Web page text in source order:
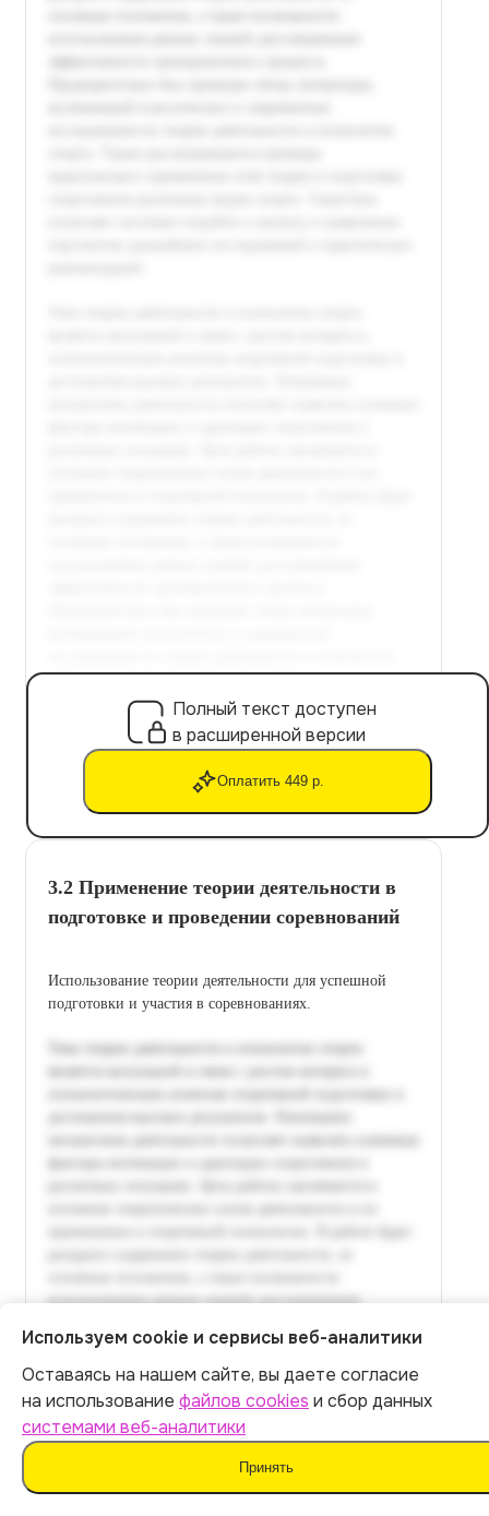
Полный текст доступен
в расширенной версии
Оплатить 449 р.
3.2 Применение теории деятельности в
подготовке и проведении соревнований
Использование теории деятельности для успешной
подготовки и участия в соревнованиях.
Итог:449р.
Оплатить
Используем cookie и сервисы веб-аналитики
Оставаясь на нашем сайте, вы даете согласие
на использование файлов cookies и сбор данных
системами веб-аналитики
Принять